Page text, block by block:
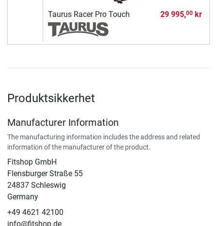
Taurus Racer Pro Touch 29 995,00kr
Produktsikkerhet
Manufacturer Information
The manufacturing information includes the address and related
information of the manufacturer of the product.
Fitshop GmbH
Flensburger Straße 55
24837 Schleswig
Germany
+49 4621 42100
info@fitshop.de